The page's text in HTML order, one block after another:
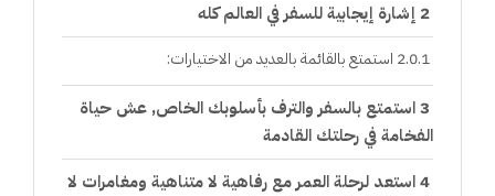
إشارة إيجابية للسفر في العالم كله
استمتع بالقائمة بالعديد من الاختيارات:
استمتع بالسفر والترف بأسلوبك الخاص, عش حياة
الفخامة في رحلتك القادمة
استعد لرحلة العمر مع رفاهية لا متناهية ومغامرات لا